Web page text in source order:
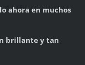
ahora en muchos
brillante y tan